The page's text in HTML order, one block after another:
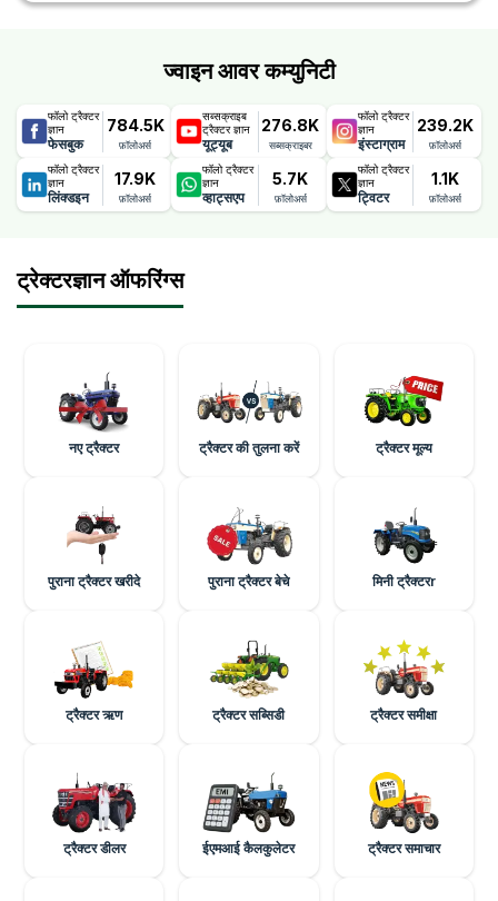
छूट और ऑफ़र डीलरों द्वारा प्रदान किए जाते हैं जो समय-समय पर बदलते रहते
ज्वाइन आवर कम्युनिटी
फॉलो ट्रैक्टर
ज्ञान
फेसबुक
784.5K
फ़ॉलोअर्स
सब्सक्राइब
ट्रैक्टर ज्ञान
यूट्यूब
276.8K
सब्सक्राइबर
फॉलो ट्रैक्टर
ज्ञान
इंस्टाग्राम
239.2K
फ़ॉलोअर्स
फॉलो ट्रैक्टर
ज्ञान
लिंक्डइन
17.9K
फ़ॉलोअर्स
फॉलो ट्रैक्टर
ज्ञान
व्हाट्सएप
5.7K
फ़ॉलोअर्स
फॉलो ट्रैक्टर
ज्ञान
ट्विटर
1.1K
फ़ॉलोअर्स
ट्रेक्टरज्ञान ऑफरिंग्स
नए ट्रैक्टर ट्रैक्टर की तुलना करें ट्रैक्टर मूल्य
पुराना ट्रैक्टर खरीदे पुराना ट्रैक्टर बेचे मिनी ट्रैक्टरr
ट्रैक्टर ऋण ट्रैक्टर सब्सिडी ट्रैक्टर समीक्षा
ट्रैक्टर डीलर ईएमआई कैलकुलेटर ट्रैक्टर समाचार